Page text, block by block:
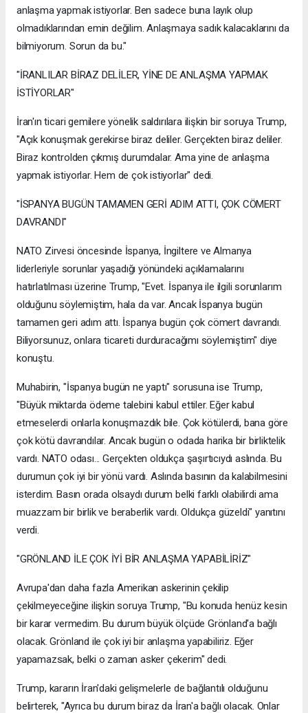
anlaşma yapmak istiyorlar. Ben sadece buna layık olup
olmadıklarından emin değilim. Anlaşmaya sadık kalacaklarını da
bilmiyorum. Sorun da bu."
"İRANLILAR BİRAZ DELİLER, YİNE DE ANLAŞMA YAPMAK
İSTİYORLAR"
İran'ın ticari gemilere yönelik saldırılara ilişkin bir soruya Trump,
"Açık konuşmak gerekirse biraz deliler. Gerçekten biraz deliler.
Biraz kontrolden çıkmış durumdalar. Ama yine de anlaşma
yapmak istiyorlar. Hem de çok istiyorlar" dedi.
"İSPANYA BUGÜN TAMAMEN GERİ ADIM ATTI, ÇOK CÖMERT
DAVRANDI"
NATO Zirvesi öncesinde İspanya, İngiltere ve Almanya
liderleriyle sorunlar yaşadığı yönündeki açıklamalarını
hatırlatılması üzerine Trump, "Evet. İspanya ile ilgili sorunlarım
olduğunu söylemiştim, hala da var. Ancak İspanya bugün
tamamen geri adım attı. İspanya bugün çok cömert davrandı.
Biliyorsunuz, onlara ticareti durduracağımı söylemiştim" diye
konuştu.
Muhabirin, "İspanya bugün ne yaptı" sorusuna ise Trump,
"Büyük miktarda ödeme talebini kabul ettiler. Eğer kabul
etmeselerdi onlarla konuşmazdık bile. Çok kötülerdi, bana göre
çok kötü davrandılar. Ancak bugün o odada harika bir birliktelik
vardı. NATO odası... Gerçekten oldukça şaşırtıcıydı aslında. Bu
durumun çok iyi bir yönü vardı. Aslında basının da kalabilmesini
isterdim. Basın orada olsaydı durum belki farklı olabilirdi ama
muazzam bir birlik ve beraberlik vardı. Oldukça güzeldi" yanıtını
verdi.
"GRÖNLAND İLE ÇOK İYİ BİR ANLAŞMA YAPABİLİRİZ"
Avrupa'dan daha fazla Amerikan askerinin çekilip
çekilmeyeceğine ilişkin soruya Trump, "Bu konuda henüz kesin
bir karar vermedim. Bu durum büyük ölçüde Grönland'a bağlı
olacak. Grönland ile çok iyi bir anlaşma yapabiliriz. Eğer
yapamazsak, belki o zaman asker çekerim" dedi.
Trump, kararın İran'daki gelişmelerle de bağlantılı olduğunu
belirterek, "Ayrıca bu durum biraz da İran'a bağlı olacak. Onlar